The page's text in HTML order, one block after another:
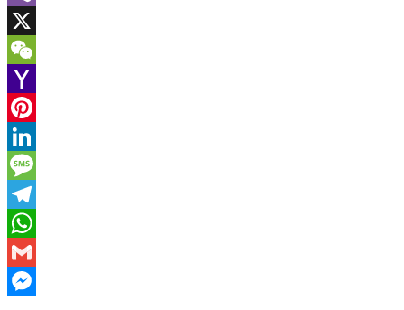
Viber
X
WeChat
Yahoo
Mail
Pinterest
LinkedIn
Message
Telegram
WhatsApp
Gmail